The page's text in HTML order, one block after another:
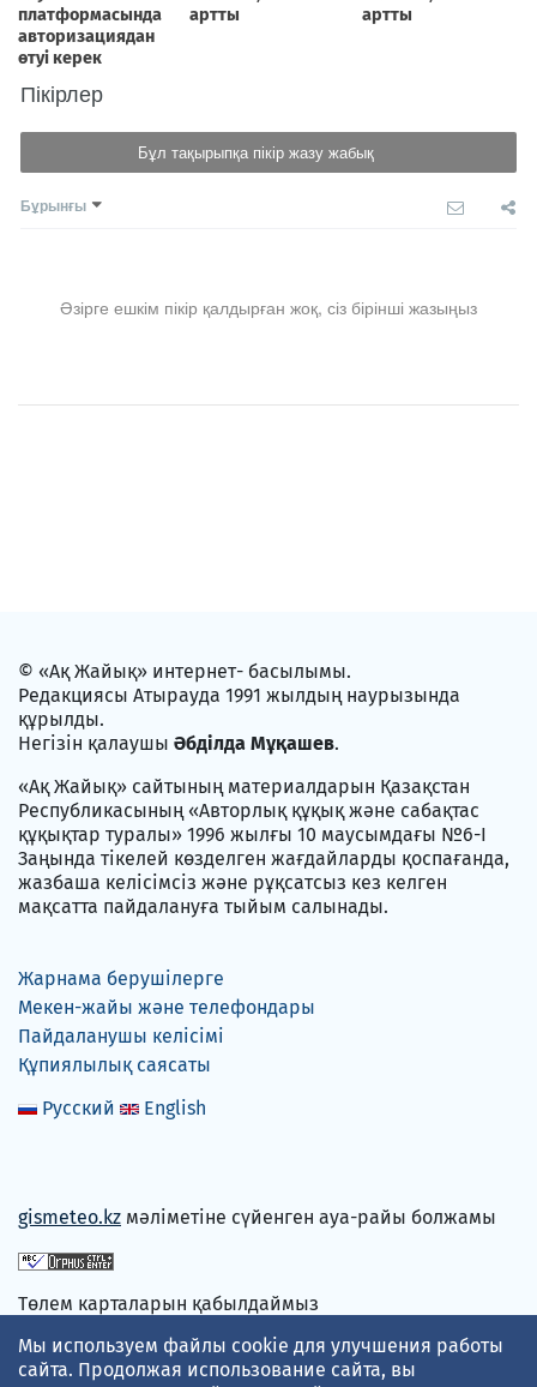
Пікірлер
Бұл тақырыпқа пікір жазу жабық
Бұрынғы
Әзірге ешкім пікір қалдырған жоқ, сіз бірінші жазыңыз
© «Ақ Жайық» интернет- басылымы.
Редакциясы Атырауда 1991 жылдың наурызында
құрылды.
Негізін қалаушы Әбділда Мұқашев.
«Ақ Жайық» сайтының материалдарын Қазақстан
Республикасының «Авторлық құқық және сабақтас
құқықтар туралы» 1996 жылғы 10 маусымдағы №6-I
Заңында тікелей көзделген жағдайларды қоспағанда,
жазбаша келісімсіз және рұқсатсыз кез келген
мақсатта пайдалануға тыйым салынады.
Жарнама берушілерге
Мекен-жайы және телефондары
Пайдаланушы келісімі
Құпиялылық саясаты
Русский
English
gismeteo.kz мәліметіне сүйенген ауа-райы болжамы
Төлем карталарын қабылдаймыз
Мы используем файлы cookie для улучшения работы
сайта. Продолжая использование сайта, вы